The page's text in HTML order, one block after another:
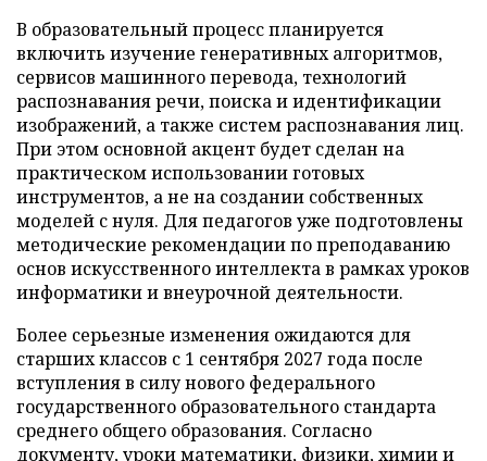
В образовательный процесс планируется
включить изучение генеративных алгоритмов,
сервисов машинного перевода, технологий
распознавания речи, поиска и идентификации
изображений, а также систем распознавания лиц.
При этом основной акцент будет сделан на
практическом использовании готовых
инструментов, а не на создании собственных
моделей с нуля. Для педагогов уже подготовлены
методические рекомендации по преподаванию
основ искусственного интеллекта в рамках уроков
информатики и внеурочной деятельности.
Более серьезные изменения ожидаются для
старших классов с 1 сентября 2027 года после
вступления в силу нового федерального
государственного образовательного стандарта
среднего общего образования. Согласно
документу, уроки математики, физики, химии и